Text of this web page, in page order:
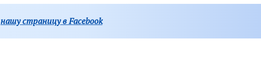
нашу страницу в Facebook